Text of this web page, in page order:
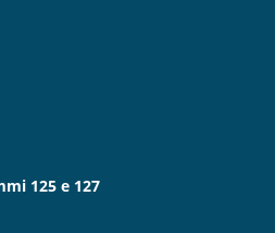
125 e 127